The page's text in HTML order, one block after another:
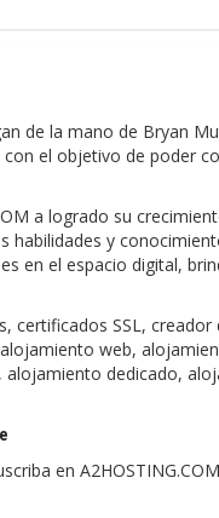
de la mano de Bryan
el objetivo de poder
a logrado su
habilidades y
en el espacio digital,
certificados SSL,
web,
dedicado,
en